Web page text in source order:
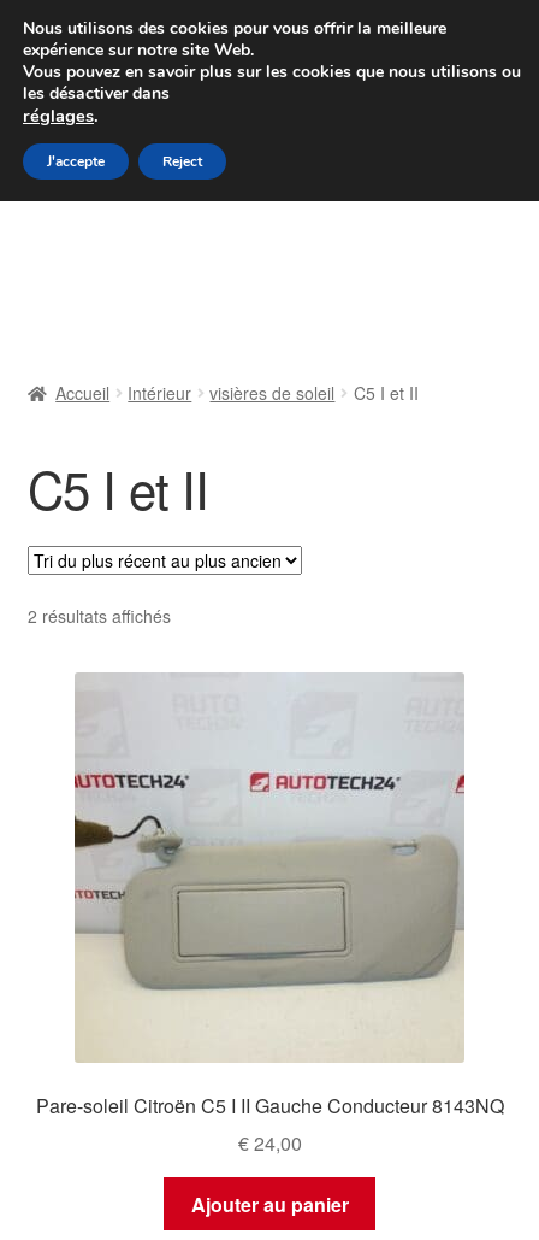
Colissimo livraison à partir de 7 EUR
Du lundi au vendredi de 9 h à 16 h
Aller
à
Aller
au
Livraison
Livraison internationale
Mon compte
Paiements
Plainte
Politique de confidentialité
Procédure de Réclamation
Accueil Intérieur visières de soleil C5 I et II
C5 I et II
2 résultats affichésTrié
plus
ancien
Pare-soleil Citroën C5 I II Gauche Conducteur 8143NQ
€24,00
Ajouter au panier
Nous utilisons des cookies pour vous offrir la meilleure
expérience sur notre site Web.
Vous pouvez en savoir plus sur les cookies que nous utilisons ou
les désactiver dans
réglages.
J'accepte Reject